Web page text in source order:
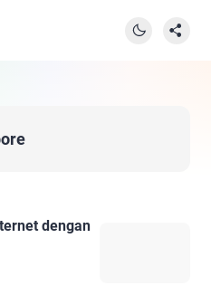
dengan